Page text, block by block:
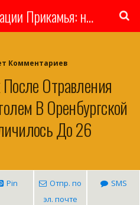
Медиакоммуникации Прикамья: новости, люди, власть
Комментариев
Отравления
В Оренбургской
До 26
Pin
Отпр. по
эл. почте
SMS